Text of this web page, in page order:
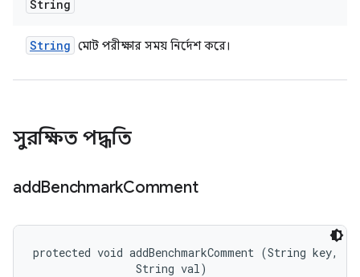
String
String মোট পরীক্ষার সময় নির্দেশ করে।
সুরক্ষিত পদ্ধতি
addBenchmarkComment
protected void addBenchmarkComment (String key,
                String val)